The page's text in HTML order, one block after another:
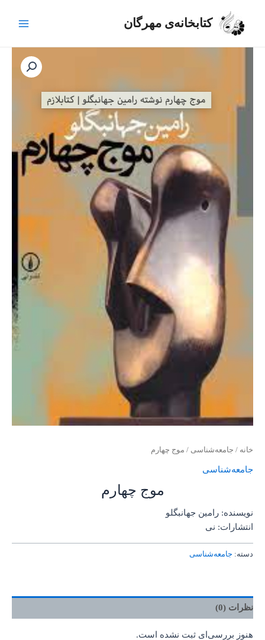
کتابخانه‌ی مهرگان
خانه / جامعه‌شناسی / موج چهارم
جامعه‌شناسی
موج چهارم
نویسنده: رامین جهانبگلو
انتشارات: نی
دسته: جامعه‌شناسی
نظرات (0)
هنوز بررسی‌ای ثبت نشده است.